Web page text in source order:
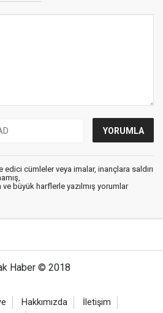
edici cümleler veya imalar, inançlara saldırı
büyük harflerle yazılmış yorumlar
Haber © 2018
Hakkımızda
İletişim